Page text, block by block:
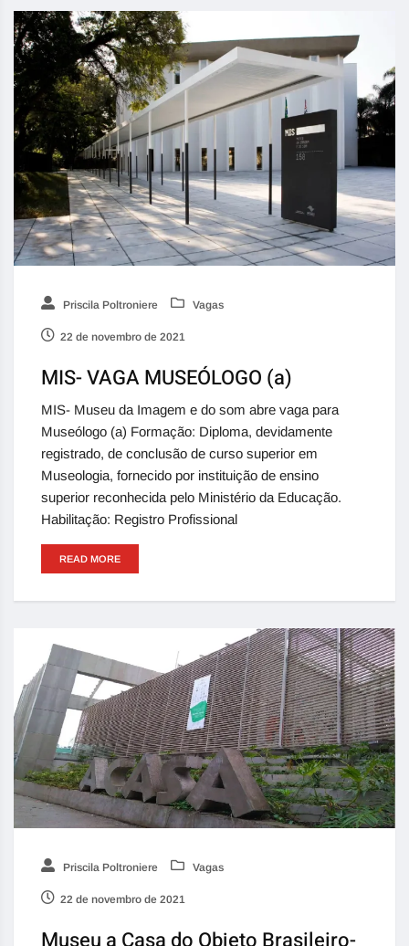
Priscila Poltroniere Vagas
22 de novembro de 2021
MIS- VAGA MUSEÓLOGO (a)
MIS- Museu da Imagem e do som abre vaga para
Museólogo (a) Formação: Diploma, devidamente
registrado, de conclusão de curso superior em
Museologia, fornecido por instituição de ensino
superior reconhecida pelo Ministério da Educação.
Habilitação: Registro Profissional
READ MORE
Priscila Poltroniere Vagas
22 de novembro de 2021